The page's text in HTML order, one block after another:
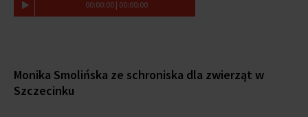
00:00:00 | 00:00:00
Monika Smolińska ze schroniska dla zwierząt w
Szczecinku